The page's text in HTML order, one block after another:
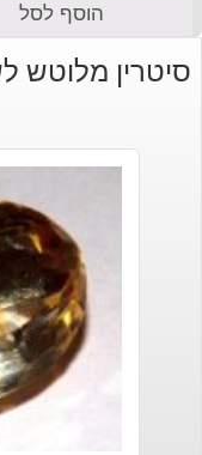
הוסף לסל